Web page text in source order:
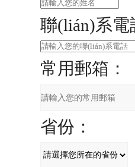
聯(lián)系電
常用郵箱：
省份：